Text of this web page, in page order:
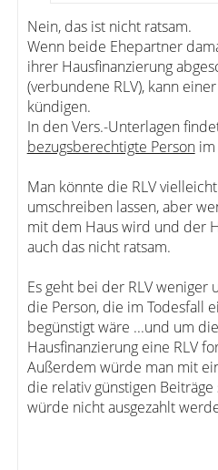
Nein, das ist nicht ratsam.
Wenn beide Ehepartner
ihrer Hausfinanzierung
(verbundene RLV), kann
kündigen.
In den Vers.-Unterlagen
bezugsberechtigte Personim
Man könnte die RLV
umschreiben lassen, aber
mit dem Haus wird und der
auch das nicht ratsam.
Es geht bei der RLV weniger
die Person, die im Todesfall
begünstigt wäre ...und um
Hausfinanzierung eine RLV
Außerdem würde man mit
die relativ günstigen
würde nicht ausgezahlt